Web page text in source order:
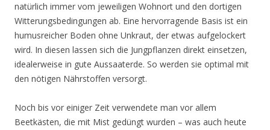
natürlich immer vom jeweiligen Wohnort und den dortigen
Witterungsbedingungen ab. Eine hervorragende Basis ist ein
humusreicher Boden ohne Unkraut, der etwas aufgelockert
wird. In diesen lassen sich die Jungpflanzen direkt einsetzen,
idealerweise in gute Aussaaterde. So werden sie optimal mit
den nötigen Nährstoffen versorgt.
Noch bis vor einiger Zeit verwendete man vor allem
Beetkästen, die mit Mist gedüngt wurden – was auch heute